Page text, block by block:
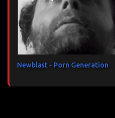
Newblast - Porn Generation